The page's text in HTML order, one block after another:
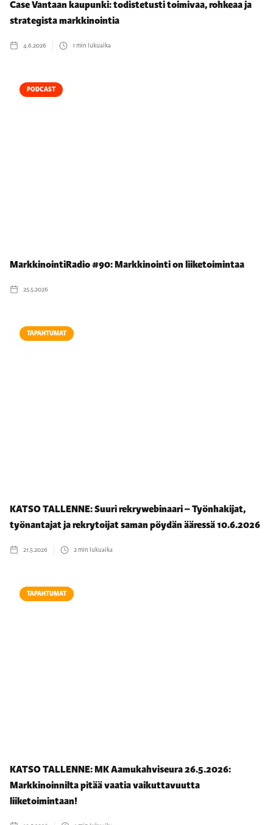
Case Vantaan kaupunki: todistetusti toimivaa, rohkeaa ja
strategista markkinointia
4.6.2026 1 min lukuaika
PODCAST
MarkkinointiRadio #90: Markkinointi on liiketoimintaa
25.5.2026
TAPAHTUMAT
KATSO TALLENNE: Suuri rekrywebinaari – Työnhakijat,
työnantajat ja rekrytoijat saman pöydän ääressä 10.6.2026
21.5.2026 2min lukuaika
TAPAHTUMAT
KATSO TALLENNE: MK Aamukahviseura 26.5.2026:
Markkinoinnilta pitää vaatia vaikuttavuutta
liiketoimintaan!